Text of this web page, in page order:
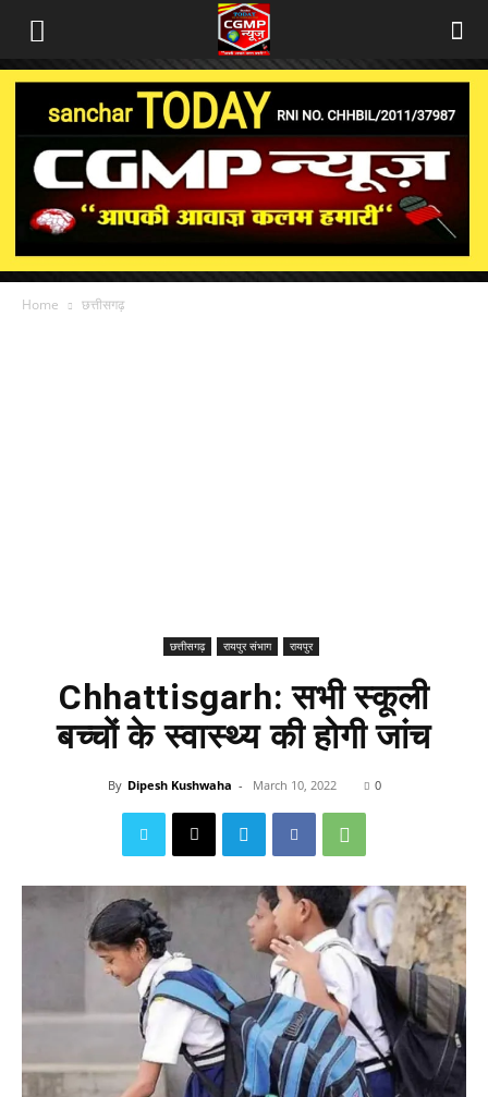
Home छत्तीसगढ़
छत्तीसगढ़ रायपुर संभाग रायपुर
Chhattisgarh: सभी स्कूली
बच्चों के स्वास्थ्य की होगी जांच
By Dipesh Kushwaha - March 10, 2022 0